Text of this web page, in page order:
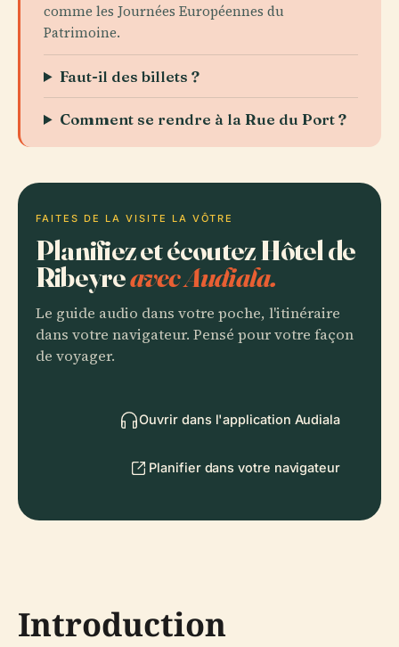
comme les Journées Européennes du
Patrimoine.
Faut-il des billets ?
Comment se rendre à la Rue du Port ?
FAITES DE LA VISITE LA VÔTRE
Planifiez et écoutez Hôtel de
Ribeyreavec Audiala.
Le guide audio dans votre poche, l'itinéraire
dans votre navigateur. Pensé pour votre façon
de voyager.
Ouvrir dans l'application Audiala
Planifier dans votre navigateur
Introduction